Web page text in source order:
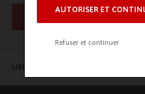
AUTORISER ET
Refuser et continuer
LIENS UTILES